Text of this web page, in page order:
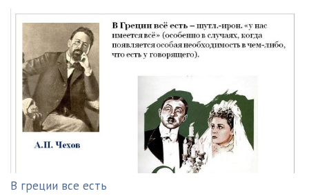
В греции все есть